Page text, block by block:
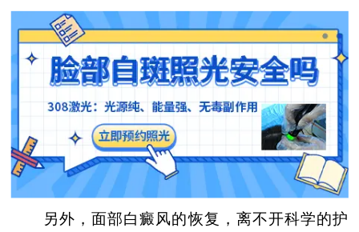
另外，面部白癜风的恢复，离不开科学的护